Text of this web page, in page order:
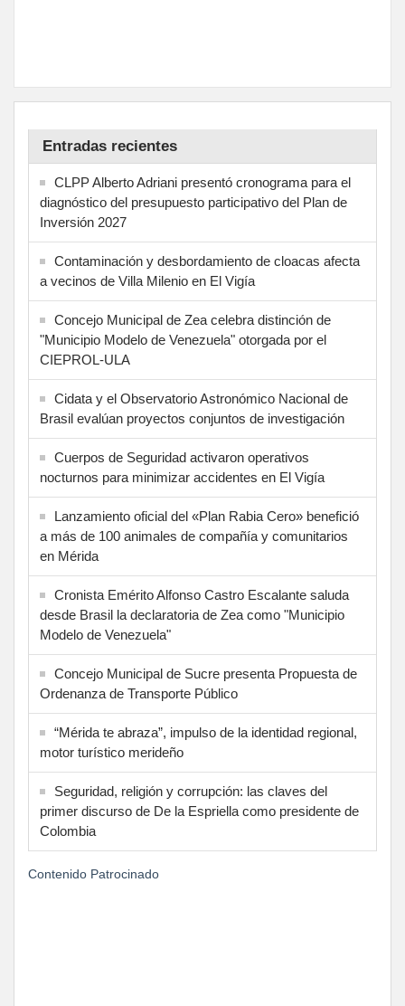
Entradas recientes
CLPP Alberto Adriani presentó cronograma para el
diagnóstico del presupuesto participativo del Plan de
Inversión 2027
Contaminación y desbordamiento de cloacas afecta
a vecinos de Villa Milenio en El Vigía
Concejo Municipal de Zea celebra distinción de
"Municipio Modelo de Venezuela" otorgada por el
CIEPROL-ULA
Cidata y el Observatorio Astronómico Nacional de
Brasil evalúan proyectos conjuntos de investigación
Cuerpos de Seguridad activaron operativos
nocturnos para minimizar accidentes en El Vigía
Lanzamiento oficial del «Plan Rabia Cero» benefició
a más de 100 animales de compañía y comunitarios
en Mérida
Cronista Emérito Alfonso Castro Escalante saluda
desde Brasil la declaratoria de Zea como "Municipio
Modelo de Venezuela"
Concejo Municipal de Sucre presenta Propuesta de
Ordenanza de Transporte Público
“Mérida te abraza”, impulso de la identidad regional,
motor turístico merideño
Seguridad, religión y corrupción: las claves del
primer discurso de De la Espriella como presidente de
Colombia
Contenido Patrocinado